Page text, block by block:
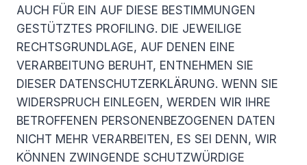
AUCH FÜR EIN AUF DIESE BESTIMMUNGEN
GESTÜTZTES PROFILING. DIE JEWEILIGE
RECHTSGRUNDLAGE, AUF DENEN EINE
VERARBEITUNG BERUHT, ENTNEHMEN SIE
DIESER DATENSCHUTZERKLÄRUNG. WENN SIE
WIDERSPRUCH EINLEGEN, WERDEN WIR IHRE
BETROFFENEN PERSONENBEZOGENEN DATEN
NICHT MEHR VERARBEITEN, ES SEI DENN, WIR
KÖNNEN ZWINGENDE SCHUTZWÜRDIGE